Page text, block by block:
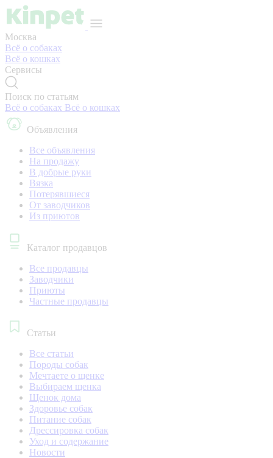
Москва
Всё о собаках
Всё о кошках
Сервисы
Поиск по статьям
Всё о собаках Всё о кошках
Объявления
Все объявления
На продажу
В добрые руки
Вязка
Потерявшиеся
От заводчиков
Из приютов
Каталог продавцов
Все продавцы
Заводчики
Приюты
Частные продавцы
Статьи
Все статьи
Породы собак
Мечтаете о щенке
Выбираем щенка
Щенок дома
Здоровье собак
Питание собак
Дрессировка собак
Уход и содержание
Новости